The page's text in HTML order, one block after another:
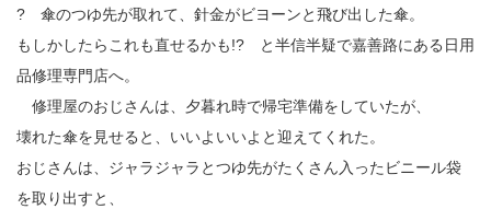
? 傘のつゆ先が取れて、針金がビヨーンと飛び出した傘。
もしかしたらこれも直せるかも!? と半信半疑で嘉善路にある日用
品修理専門店へ。
修理屋のおじさんは、夕暮れ時で帰宅準備をしていたが、
壊れた傘を見せると、いいよいいよと迎えてくれた。
おじさんは、ジャラジャラとつゆ先がたくさん入ったビニール袋
を取り出すと、